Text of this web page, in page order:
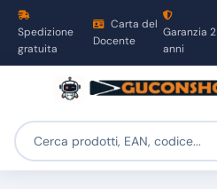
Spedizione
gratuita
Carta del
Docente
Garanzia 2
anni